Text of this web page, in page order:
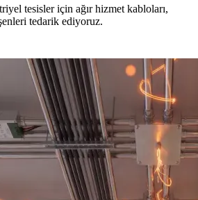
tesisler için ağır hizmet kabloları,
tedarik ediyoruz.